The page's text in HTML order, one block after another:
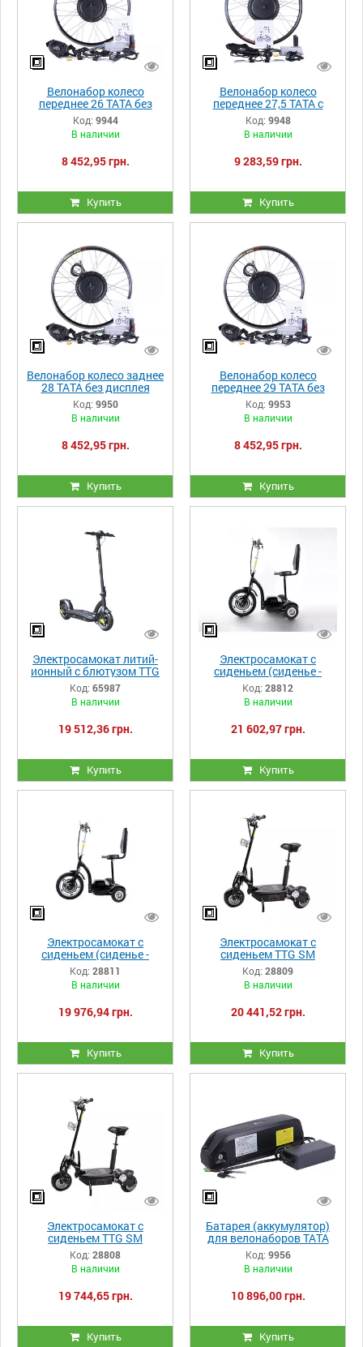
Велонабор колесо
переднее 26 ТАТА без
дисплея 1000W
Код: 9944
В наличии
8 452,95 грн.
Купить
Велонабор колесо
переднее 27,5 ТАТА с
дисплеем 1000W
Код: 9948
В наличии
9 283,59 грн.
Купить
Велонабор колесо заднее
28 ТАТА без дисплея
1000W
Код: 9950
В наличии
8 452,95 грн.
Купить
Велонабор колесо
переднее 29 ТАТА без
дисплея 1000W
Код: 9953
В наличии
8 452,95 грн.
Купить
Электросамокат литий-
ионный с блютузом TTG
SM DES02 36V 10.4AH
черный
Код: 65987
В наличии
19 512,36 грн.
Купить
Электросамокат с
сиденьем (сиденье -
спинка) TTG T06-2
48V500W 12AH черный
Код: 28812
В наличии
21 602,97 грн.
Купить
Электросамокат с
сиденьем (сиденье -
спинка) TTG T06-1
36V350W 12AH - SM 12AH
черный
Код: 28811
В наличии
19 976,94 грн.
Купить
Электросамокат с
сиденьем TTG SM
DES06C1 36V 1000W
12AH черный
Код: 28809
В наличии
20 441,52 грн.
Купить
Электросамокат с
сиденьем TTG SM
DES06B1 36V 800W 12AH
черный
Код: 28808
В наличии
19 744,65 грн.
Купить
Батарея (аккумулятор)
для велонаборов ТАТА
48V 13AH
Код: 9956
В наличии
10 896,00 грн.
Купить